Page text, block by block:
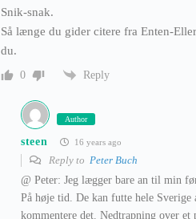
Snik-snak.
Så længe du gider citere fra Enten-
du.
0 Reply
Author
steen 16 years ago
Reply to Peter Buch
@ Peter: Jeg lægger bare an til min
På høje tid. De kan futte hele
kommentere det. Nedtrapning over et